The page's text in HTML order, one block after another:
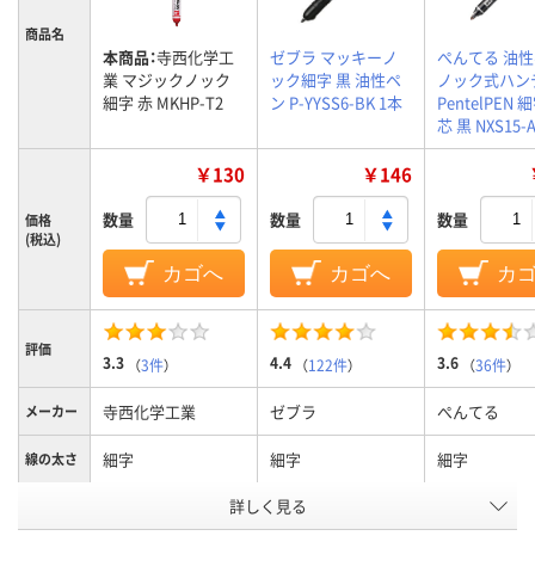
商品名
本商品：寺西化学工
業 マジックノック
細字 赤 MKHP-T2
ゼブラ マッキーノ
ック細字 黒 油性ペ
ン P-YYSS6-BK 1本
ぺんてる 油
ノック式ハン
PentelPEN
芯 黒 NXS15-
価格
(税込)
￥130
数量
カゴへ
￥146
数量
カゴへ
数量
カ
評価
3.3 （3件） 4.4 （122件） 3.6 （36件）
メーカー 寺西化学工業 ゼブラ ぺんてる
線の太さ 細字 細字 細字
黒
詳しく見る